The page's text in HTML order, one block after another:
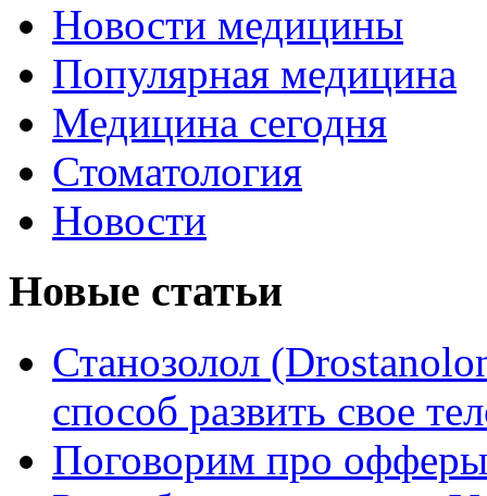
Новости медицины
Популярная медицина
Медицина сегодня
Стоматология
Новости
Новые статьи
Станозолол
способ развить свое
Поговорим про